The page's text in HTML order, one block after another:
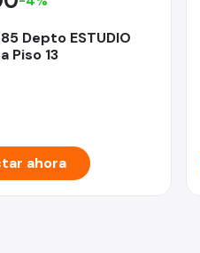
Depto ESTUDIO
Piso 13
ahora